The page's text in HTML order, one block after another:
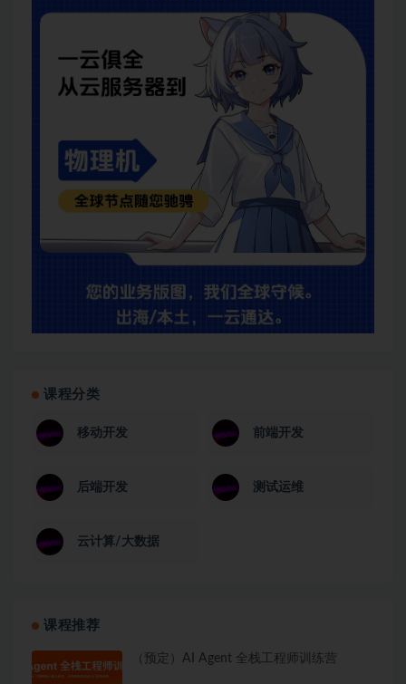
课程分类
移动开发 前端开发
后端开发 测试运维
云计算/大数据
课程推荐
（预定）AI Agent 全栈工程师训练营